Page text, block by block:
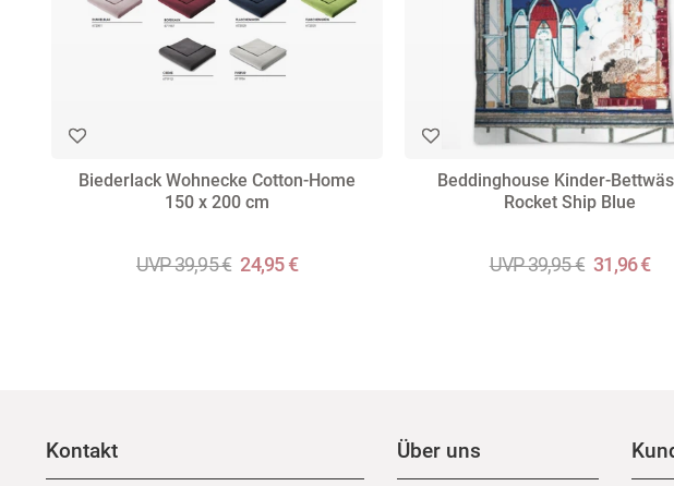
Biederlack Wohnecke Cotton-Home
150 x 200 cm
UVP 39,95 € 24,95 €
Beddinghouse Kinder-
Rocket Ship Blue
UVP 39,95 € 31,96 €
Kontakt Über uns